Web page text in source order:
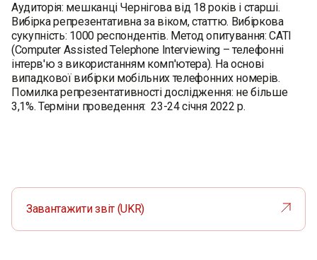
Аудиторія: мешканці Чернігова від 18 років і старші.
Вибірка репрезентативна за віком, статтю. Вибіркова
сукупність: 1000 респондентів. Метод опитування: CATI
(Computer Assisted Telephone Interviewing – телефонні
інтерв'ю з використанням комп'ютера). На основі
випадкової вибірки мобільних телефонних номерів.
Помилка репрезентативності дослідження: не більше
3,1%. Терміни проведення: 23-24 cічня 2022 р.
Завантажити звіт (UKR)